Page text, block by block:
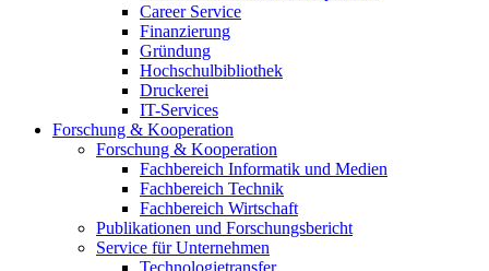
Career Service
Finanzierung
Gründung
Hochschulbibliothek
Druckerei
IT-Services
Forschung & Kooperation
Forschung & Kooperation
Fachbereich Informatik und Medien
Fachbereich Technik
Fachbereich Wirtschaft
Publikationen und Forschungsbericht
Service für Unternehmen
Technologietransfer